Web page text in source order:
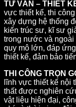
TƯ VẤN – THIẾT
vực thiết kế, thi
xây dựng hệ thống
kiến trúc sư, kĩ sư
trong nước và
quy mô lớn, đáp
thiết kế, đảm bảo
THI CÔNG TRỌN
lĩnh vực thiết kế nội
thất được nghiên
vật liệu hiện đại,